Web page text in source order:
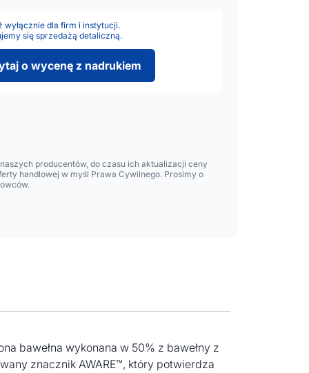
wyłącznie dla firm i instytucji.
się sprzedażą detaliczną.
o wycenę z nadrukiem
producentów, do czasu ich aktualizacji ceny
handlowej w myśl Prawa Cywilnego. Prosimy o
bawełna wykonana w 50% z bawełny z
znacznik AWARE™, który potwierdza